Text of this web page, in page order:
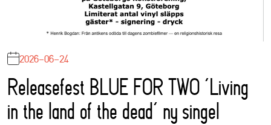
2026-06-24
Releasefest BLUE FOR TWO ‘Living
in the land of the dead’ ny singel